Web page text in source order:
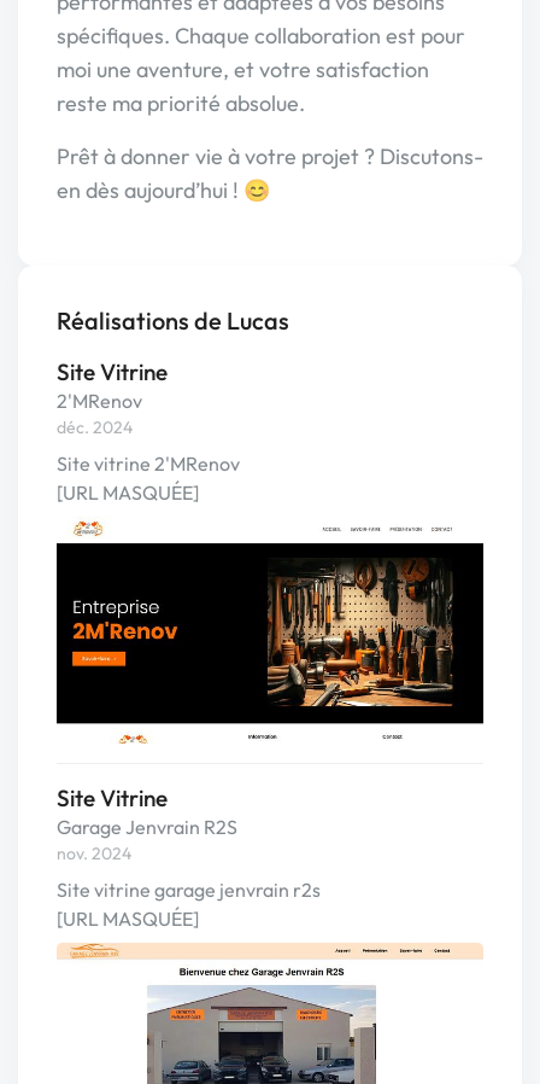
spécifiques. Chaque collaboration est pour
moi une aventure, et votre satisfaction
reste ma priorité absolue.
Prêt à donner vie à votre projet ? Discutons-
en dès aujourd’hui ! 😊
Réalisations de Lucas
Site Vitrine
2'MRenov
déc. 2024
Site vitrine 2'MRenov
[URL MASQUÉE]
Site Vitrine
Garage Jenvrain R2S
nov. 2024
Site vitrine garage jenvrain r2s
[URL MASQUÉE]